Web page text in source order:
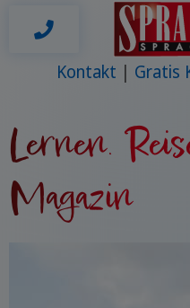
Kontakt Gratis
Lernen.
Magazin